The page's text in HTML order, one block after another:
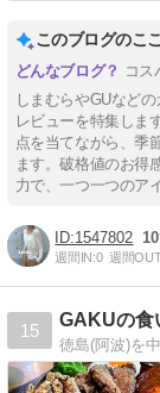
このブログのこ
コス
しまむらやGUなど
レビューを特集しま
点を当てながら、季
ます。破格値のお得
力で、一つ一つのア
1547802 10
週間IN:0 週間
15
GAKUの食